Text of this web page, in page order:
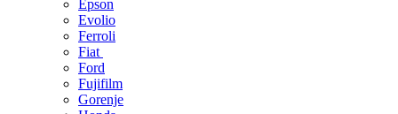
Epson
Evolio
Ferroli
Fiat
Ford
Fujifilm
Gorenje